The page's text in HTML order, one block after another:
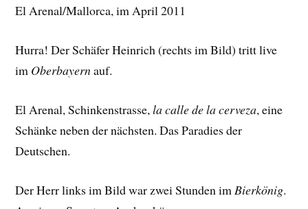
El Arenal/Mallorca, im April 2011
Hurra! Der Schäfer Heinrich (rechts im Bild) tritt live
im Oberbayernauf.
El Arenal, Schinkenstrasse,la calle de la cerveza, eine
Schänke neben der nächsten. Das Paradies der
Deutschen.
Der Herr links im Bild war zwei Stunden im Bierkönig.